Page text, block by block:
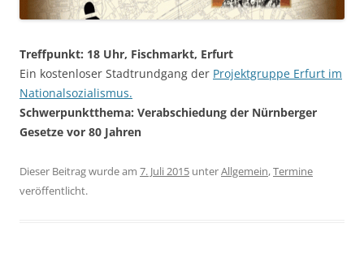
Treffpunkt: 18 Uhr, Fischmarkt, Erfurt
Ein kostenloser Stadtrundgang der Projektgruppe Erfurt im
Nationalsozialismus.
Schwerpunktthema: Verabschiedung der Nürnberger
Gesetze vor 80 Jahren
Dieser Beitrag wurde am 7. Juli 2015 unterAllgemein,Termine
veröffentlicht.